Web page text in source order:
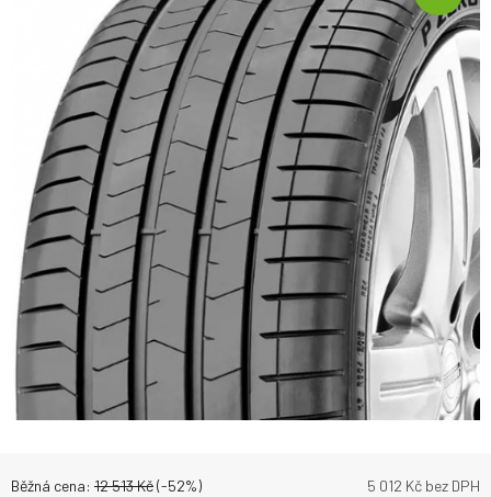
Běžná cena: 12 513Kč(-52%) 5 012 Kč bez DPH